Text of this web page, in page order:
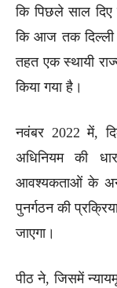
कि पिछले साल दिए
कि आज तक दिल्ली
तहत एक स्थायी
किया गया है।
नवंबर 2022 में,
अधिनियम की
आवश्यकताओं के
पुनर्गठन की
जाएगा।
पीठ ने, जिसमें